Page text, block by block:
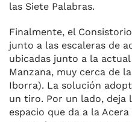
las Siete Palabras.
Finalmente, el
junto a las escaleras de
ubicadas junto a la
Manzana, muy cerca de
Iborra). La solución
un tiro. Por un lado,
espacio que da a la